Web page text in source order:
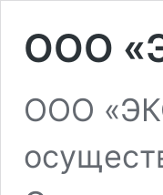
OOO
ООО